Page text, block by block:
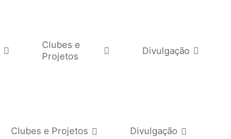
Clubes e
Projetos
Divulgação
Clubes e Projetos Divulgação